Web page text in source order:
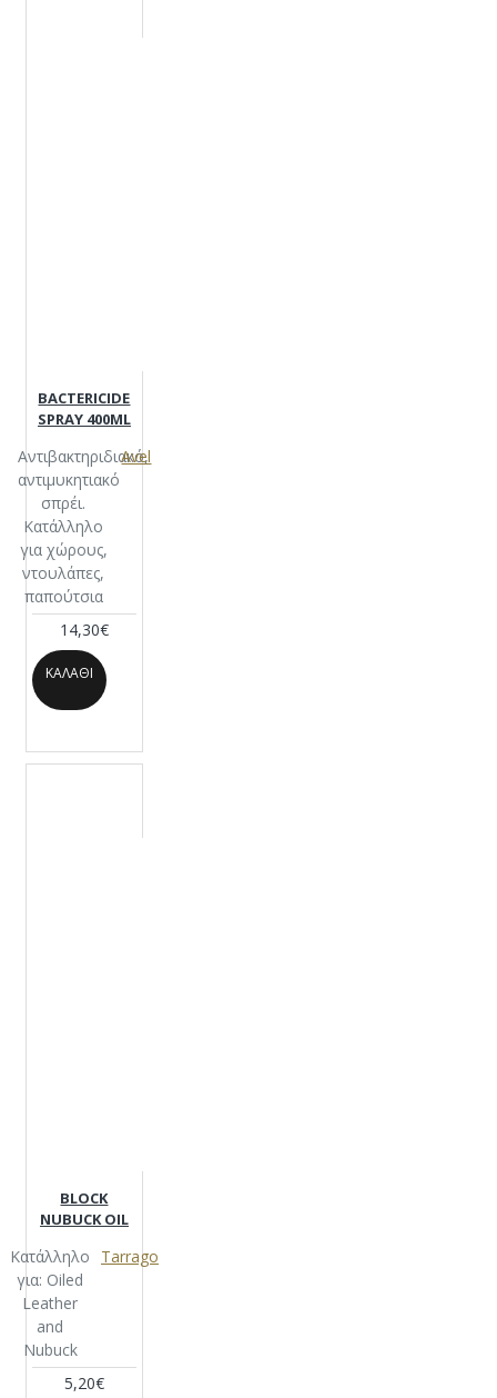
BACTERICIDE
SPRAY 400ML
Αντιβακτηριδιακό,
αντιμυκητιακό
σπρέι.
Κατάλληλο
για χώρους,
ντουλάπες,
παπούτσια
Avel
14,30€
ΚΑΛΆΘΙ
BLOCK
NUBUCK OIL
Κατάλληλο
για: Oiled
Leather
and
Nubuck
Tarrago
5,20€